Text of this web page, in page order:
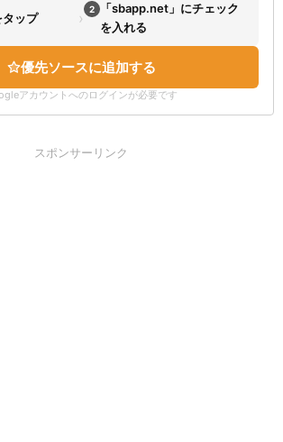
ップ › 2
「sbapp.net」にチェック
を入れる
優先ソースに追加する
アカウントへのログインが必要です
スポンサーリンク